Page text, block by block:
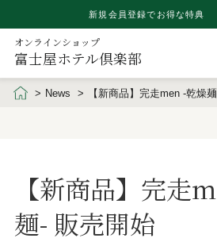
新規会員登録でお得な特典
オンラインショップ
富士屋ホテル倶楽部
News 【新商品】完走men -乾燥
【新商品】完走
麺- 販売開始